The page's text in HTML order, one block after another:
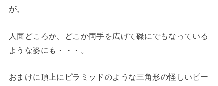
が。
人面どころか、どこか両手を広げて磔にでもなっている
ような姿にも・・・。
おまけに頂上にピラミッドのような三角形の怪しいピー